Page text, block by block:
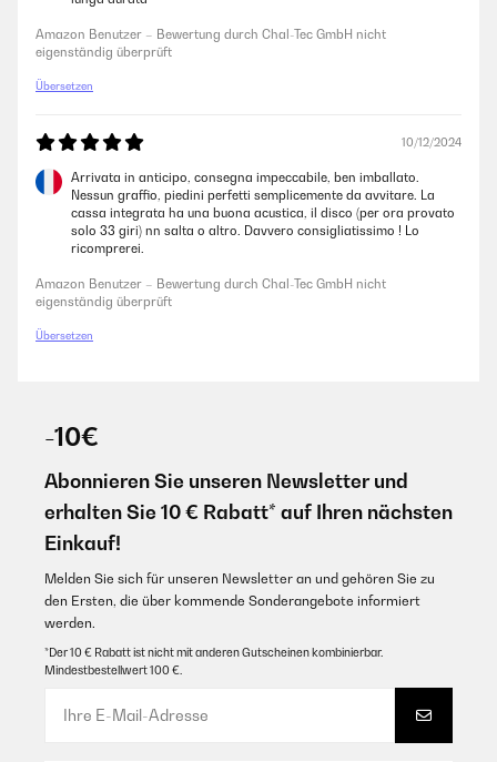
Amazon Benutzer – Bewertung durch Chal-Tec GmbH nicht
eigenständig überprüft
Übersetzen
10/12/2024
Arrivata in anticipo, consegna impeccabile, ben imballato.
Nessun graffio, piedini perfetti semplicemente da avvitare. La
cassa integrata ha una buona acustica, il disco (per ora provato
solo 33 giri) nn salta o altro. Davvero consigliatissimo ! Lo
ricomprerei.
Amazon Benutzer – Bewertung durch Chal-Tec GmbH nicht
eigenständig überprüft
Übersetzen
-10€
Abonnieren Sie unseren Newsletter und
erhalten Sie 10 € Rabatt* auf Ihren nächsten
Einkauf!
Melden Sie sich für unseren Newsletter an und gehören Sie zu
den Ersten, die über kommende Sonderangebote informiert
werden.
*Der 10 € Rabatt ist nicht mit anderen Gutscheinen kombinierbar.
Mindestbestellwert 100 €.